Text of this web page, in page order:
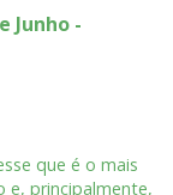
Junho -
que é o mais
e, principalmente,